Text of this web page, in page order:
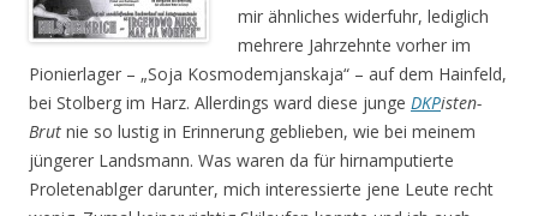
mir ähnliches widerfuhr, lediglich
mehrere Jahrzehnte vorher im
Pionierlager – „Soja Kosmodemjanskaja“ – auf dem Hainfeld,
bei Stolberg im Harz. Allerdings ward diese junge DKPisten-
Brut nie so lustig in Erinnerung geblieben, wie bei meinem
jüngerer Landsmann. Was waren da für hirnamputierte
Proletenablger darunter, mich interessierte jene Leute recht